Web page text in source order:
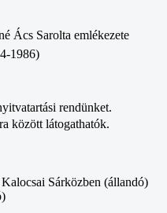
Ács Sarolta emlékezete 
1986)
rendünket.
között látogathatók.
Sárközben (állandó)